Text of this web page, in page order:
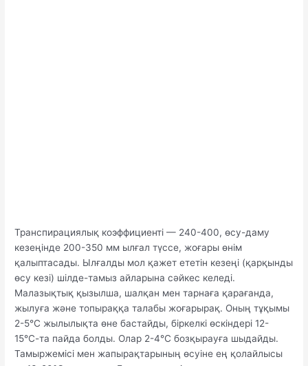
Транспирациялық коэффициенті — 240-400, өсу-даму
кезеңінде 200-350 мм ылғал түссе, жоғары өнім
қалыптасады. Ылғалды мол қажет ететін кезеңі (қарқынды
өсу кезі) шілде-тамыз айларына сәйкес келеді.
Малазықтық қызылша, шалқан мен тарнаға қарағанда,
жылуға және топыраққа талабы жоғарырақ. Оның тұқымы
2-5°С жылылықта өне бастайды, біркелкі өскіндері 12-
15°С-та пайда болды. Олар 2-4°С бозқырауға шыдайды.
Тамыржемісі мен жапырақтарының өсуіне ең қолайлысы